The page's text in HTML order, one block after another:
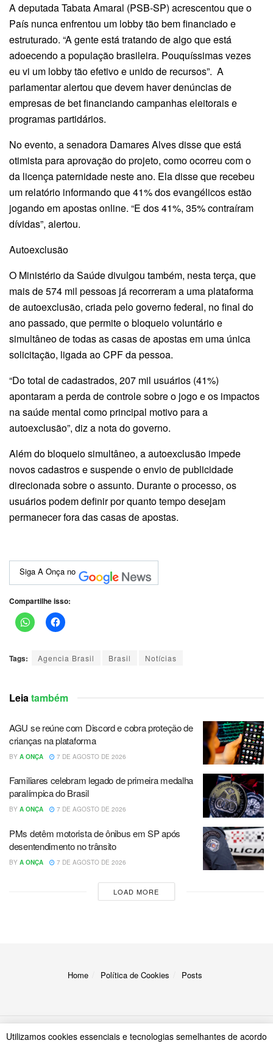
A deputada Tabata Amaral (PSB-SP) acrescentou que o
País nunca enfrentou um lobby tão bem financiado e
estruturado. “A gente está tratando de algo que está
adoecendo a população brasileira. Pouquíssimas vezes
eu vi um lobby tão efetivo e unido de recursos”. A
parlamentar alertou que devem haver denúncias de
empresas de bet financiando campanhas eleitorais e
programas partidários.
No evento, a senadora Damares Alves disse que está
otimista para aprovação do projeto, como ocorreu com o
da licença paternidade neste ano. Ela disse que recebeu
um relatório informando que 41% dos evangélicos estão
jogando em apostas online. “E dos 41%, 35% contraíram
dívidas”, alertou.
Autoexclusão
O Ministério da Saúde divulgou também, nesta terça, que
mais de 574 mil pessoas já recorreram a uma plataforma
de autoexclusão, criada pelo governo federal, no final do
ano passado, que permite o bloqueio voluntário e
simultâneo de todas as casas de apostas em uma única
solicitação, ligada ao CPF da pessoa.
“Do total de cadastrados, 207 mil usuários (41%)
apontaram a perda de controle sobre o jogo e os impactos
na saúde mental como principal motivo para a
autoexclusão”, diz a nota do governo.
Além do bloqueio simultâneo, a autoexclusão impede
novos cadastros e suspende o envio de publicidade
direcionada sobre o assunto. Durante o processo, os
usuários podem definir por quanto tempo desejam
permanecer fora das casas de apostas.
Siga A Onça no
Compartilhe isso:
Tags: Agencia Brasil Brasil Notícias
Leiatambém
AGU se reúne com Discord e cobra proteção de
crianças na plataforma
BY A ONÇA 7 DE AGOSTO DE 2026
Familiares celebram legado de primeira medalha
paralímpica do Brasil
BY A ONÇA 7 DE AGOSTO DE 2026
PMs detêm motorista de ônibus em SP após
desentendimento no trânsito
BY A ONÇA 7 DE AGOSTO DE 2026
LOAD MORE
Home Política de Cookies Posts
© 2023A Onça
Utilizamos cookies essenciais e tecnologias semelhantes de acordo